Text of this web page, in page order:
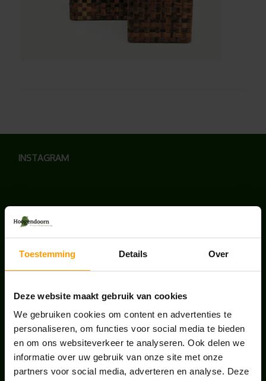
Toestemming Details Over
Deze website maakt gebruik van cookies
We gebruiken cookies om content en advertenties te
personaliseren, om functies voor social media te bieden
en om ons websiteverkeer te analyseren. Ook delen we
informatie over uw gebruik van onze site met onze
partners voor social media, adverteren en analyse. Deze
INSTAGRAM
LAATSTE NIEUWS
PAKKEN WE HET AAN
augustus 7, 2026
UNION HOUSE UTRECHT
juli 28, 2026